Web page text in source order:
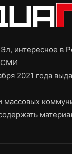
интересное в
СМИ
2021 года
массовых